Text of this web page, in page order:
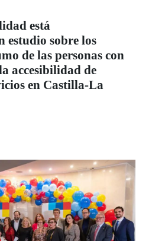
está
estudio sobre los
de las personas con
accesibilidad de
en Castilla-La